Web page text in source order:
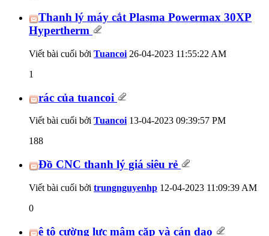
Thanh lý máy cắt Plasma Powermax 30XP
Hypertherm
Viết bài cuối bởi Tuancoi 26-04-2023 11:55:22 AM
1
rác của tuancoi
Viết bài cuối bởi Tuancoi13-04-2023 09:39:57 PM
188
Đồ CNC thanh lý giá siêu rẻ
Viết bài cuối bởi trungnguyenhp 12-04-2023 11:09:39 AM
0
ê tô cường lực mâm cặp và cán dao